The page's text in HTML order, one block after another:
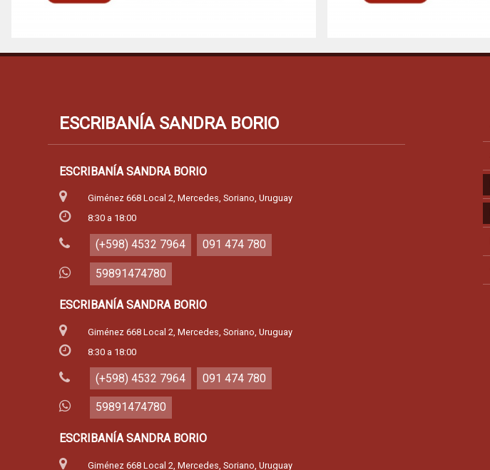
ESCRIBANÍA SANDRA BORIO
ESCRIBANÍA SANDRA BORIO
Giménez 668 Local 2, Mercedes, Soriano, Uruguay
8:30 a 18:00
(+598) 4532 7964 091 474 780
59891474780
ESCRIBANÍA SANDRA BORIO
Giménez 668 Local 2, Mercedes, Soriano, Uruguay
8:30 a 18:00
(+598) 4532 7964 091 474 780
59891474780
ESCRIBANÍA SANDRA BORIO
Giménez 668 Local 2, Mercedes, Soriano, Uruguay